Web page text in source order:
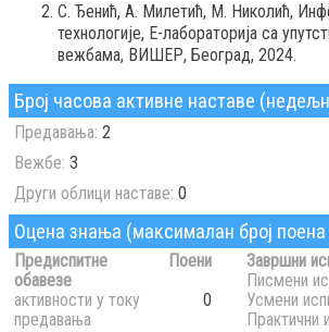
С. Ђенић, А. Милетић, М. Николић,
технологије, Е-лабораторија са
вежбама, ВИШЕР, Београд, 2024.
Број часова активне наставе
Предавања: 2
Вежбе: 3
Други облици наставе: 0
Оцена знања (максималан број
Предиспитне
обавезе
Поени
активности у току
предавања
0
Завршни
Писмени
Усмени
Практични